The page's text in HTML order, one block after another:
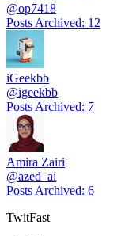
@op7418
Posts Archived: 12
iGeekbb
@igeekbb
Posts Archived: 7
Amira Zairi
@azed_ai
Posts Archived: 6
TwitFast